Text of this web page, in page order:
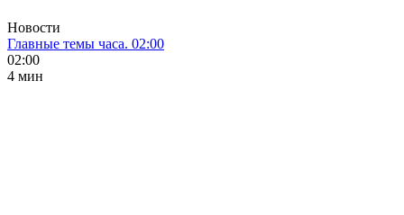
Новости
Главные темы часа. 02:00
02:00
4 мин